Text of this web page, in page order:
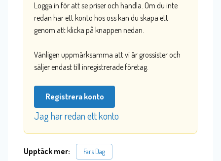
Logga in för att se priser och handla. Om du inte
redan har ett konto hos oss kan du skapa ett
genom att klicka på knappen nedan.
Vänligen uppmärksamma att vi är grossister och
säljer endast till inregistrerade företag.
Registrera konto
Jag har redan ett konto
Upptäck mer: Fars Dag